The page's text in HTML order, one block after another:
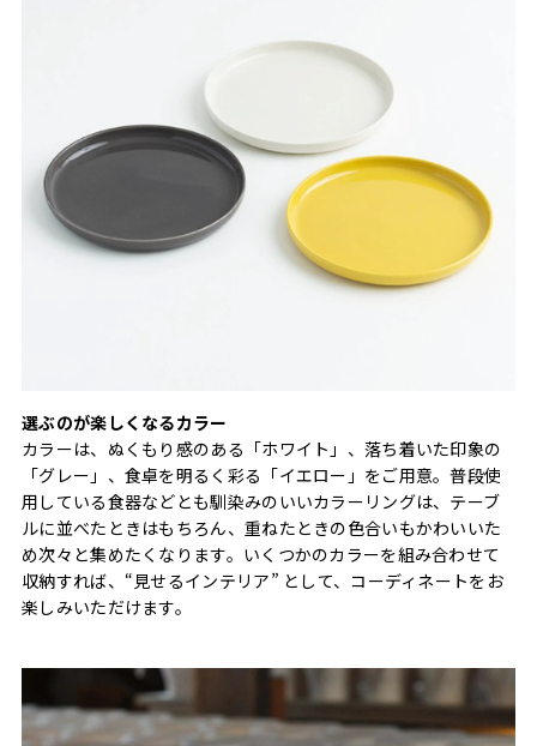
選ぶのが楽しくなるカラー
カラーは、ぬくもり感のある「ホワイト」、落ち着いた印象の
「グレー」、食卓を明るく彩る「イエロー」をご用意。普段使
用している食器などとも馴染みのいいカラーリングは、テーブ
ルに並べたときはもちろん、重ねたときの色合いもかわいいた
め次々と集めたくなります。いくつかのカラーを組み合わせて
収納すれば、“見せるインテリア” として、コーディネートをお
楽しみいただけます。